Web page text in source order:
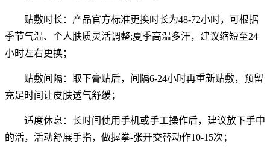
贴敷时长：产品官方标准更换时长为48-72小时，可根据
季节气温、个人肤质灵活调整;夏季高温多汗，建议缩短至24
小时左右更换；
贴敷间隔：取下膏贴后，间隔6-24小时再重新贴敷，预留
充足时间让皮肤透气舒缓；
适度休息：长时间使用手机或手工操作后，建议放下手中
的活，活动舒展手指，做握拳-张开交替动作10-15次；